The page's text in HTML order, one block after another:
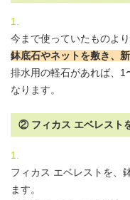
今まで使っていたものよ
鉢底石やネットを敷き、
排水用の軽石があれば、1
なります。
② フィカス エベレスト
フィカス エベレストを、
ます。